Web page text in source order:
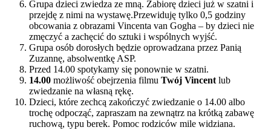
Grupa dzieci zwiedza ze mną. Zabiorę dzieci już w szatni i
przejdę z nimi na wystawę.Przewiduję tylko 0,5 godziny
obcowania z obrazami Vincenta van Gogha – by dzieci nie
zmęczyć a zachęcić do sztuki i wspólnych wyjść.
Grupa osób dorosłych będzie oprowadzana przez Panią
Zuzannę, absolwentkę ASP.
Przed 14.00 spotykamy się ponownie w szatni.
14.00 możliwość obejrzenia filmu Twój Vincent lub
zwiedzanie na własną rękę.
Dzieci, które zechcą zakończyć zwiedzanie o 14.00 albo
trochę odpocząć, zapraszam na zewnątrz na krótką zabawę
ruchową, typu berek. Pomoc rodziców mile widziana.